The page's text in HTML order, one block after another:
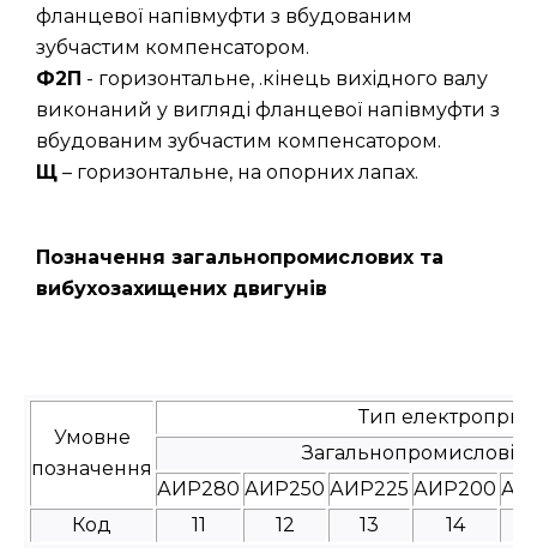
фланцевої напівмуфти з вбудованим
зубчастим компенсатором.
Ф2П - горизонтальне, .кінець вихідного валу
виконаний у вигляді фланцевої напівмуфти з
вбудованим зубчастим компенсатором.
Щ – горизонтальне, на опорних лапах.
Позначення загальнопромислових та
вибухозахищених двигунів
Умовне
позначення
Тип
Загальнопромислові
АИР280 АИР250 АИР225 АИР200
Код
11 12 13 14